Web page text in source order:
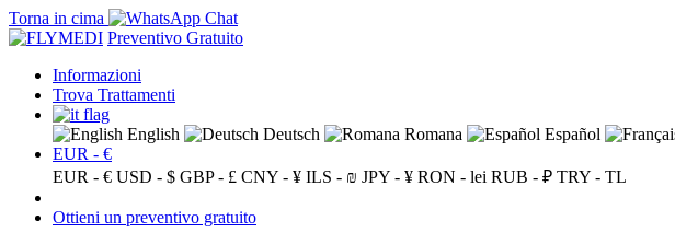
Torna in cima
Preventivo Gratuito
Informazioni
Trova Trattamenti
English Deutsch Romana Español
EUR - €
EUR - € USD - $ GBP - £ CNY - ¥ ILS - ₪ JPY - ¥ RON - lei RUB - ₽ TRY - TL
Ottieni un preventivo gratuito